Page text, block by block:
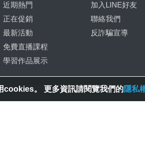
近期熱門
正在促銷
最新活動
免費直播課程
學習作品展示
加入LINE好友
聯絡我們
反詐騙宣導
House Entertainment Tech. Inc. All Rights
cookies。 更多資訊請閱覽我們的隱私